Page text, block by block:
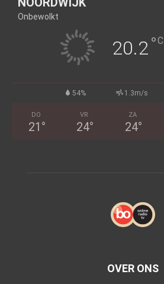
Onbewolkt
20.2°C
54% 1.3m/s
DO
21 °
VR
24°
ZA
24°
OVER ONS